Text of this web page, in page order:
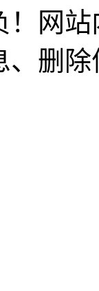
！网
、删